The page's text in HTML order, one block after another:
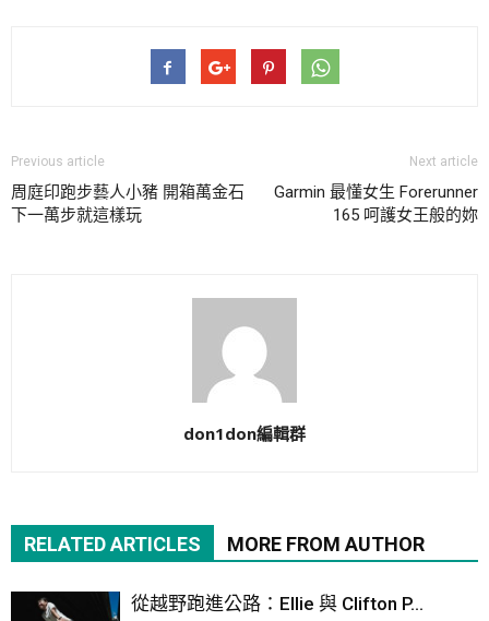
Previous article
周庭印跑步藝人小豬 開箱萬金石
下一萬步就這樣玩
Next article
Garmin 最懂女生 Forerunner
165 呵護女王般的妳
don1don編輯群
RELATED ARTICLES MORE FROM AUTHOR
從越野跑進公路：Ellie 與 Clifton P...